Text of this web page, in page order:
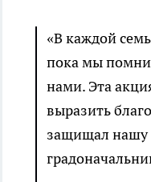
«В каждой
пока мы
нами. Эта
выразить
защищал нашу